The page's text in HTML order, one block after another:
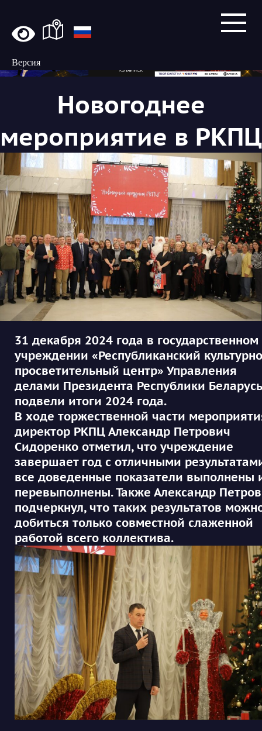
Версия
сайта
слабовидящихНовогоднее
мероприятие в РКПЦ
31 декабря 2024 года в государственном
учреждении «Республиканский
просветительный центр» Управления
делами Президента Республики Беларусь
подвели итоги 2024 года.
В ходе торжественной части
директор РКПЦ Александр Петрович
Сидоренко отметил, что учреждение
завершает год с отличными
все доведенные показатели выполнены
перевыполнены. Также Александр
подчеркнул, что таких результатов
добиться только совместной слаженной
работой всего коллектива.